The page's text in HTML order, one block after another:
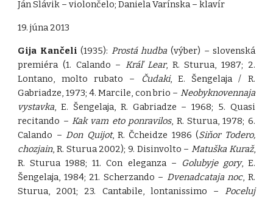
Ján Slávik – violončelo; Daniela Varínska – klavír
19. júna 2013
Gija Kančeli (1935): Prostá hudba (výber) – slovenská
premiéra (1. Calando –Kráľ Lear, R. Sturua, 1987; 2.
Lontano, molto rubato –
Čudaki, E. Šengelaja / R.
Gabriadze, 1973; 4. Marcile, con brio – Neobyknovennaja
vystavka, E. Šengelaja, R. Gabriadze – 1968; 5. Quasi
recitando –Kak vam eto ponravilos, R. Sturua, 1978; 6.
Calando –Don Quijot, R. Čcheidze 1986 (Siňor Todero,
chozjain, R. Sturua 2002); 9. Disinvolto – Matuška Kuraž,
R. Sturua 1988; 11. Con eleganza –
Golubyje gory, E.
Šengelaja, 1984; 21. Scherzando – Dvenadcataja noc, R.
Sturua, 2001; 23. Cantabile, lontanissimo – Poceluj